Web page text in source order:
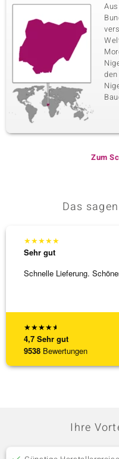
Zum
Das
★★★★★
4,7 Sehr gut
9538 Bewertungen
★★★★★
Sehr gut
Schnelle Lieferung.
Ihre